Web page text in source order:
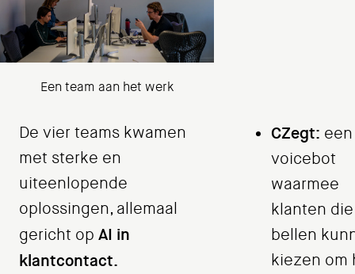
Een team aan het werk
De vier teams kwamen
met sterke en
uiteenlopende
oplossingen, allemaal
gericht op AI in
klantcontact.
CZegt: een
voicebot
waarmee
klanten die
bellen
kiezen om